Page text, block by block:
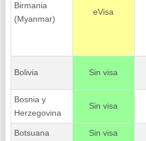
Birmania
(Myanmar)
eVisa
Bolivia Sin visa
Bosnia y
Herzegovina
Sin visa
Botsuana Sin visa